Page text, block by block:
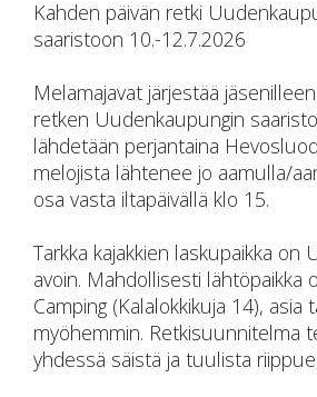
Kahden päivän retki
saaristoon 10.-12.7.2026
Melamajavat järjestää
retken Uudenkaupungin
lähdetään perjantaina
melojista lähtenee jo aamulla/
osa vasta iltapäivällä klo 15.
Tarkka kajakkien laskupaikka on
avoin. Mahdollisesti lähtöpaikka
Camping (Kalalokkikuja 14), asia
myöhemmin. Retkisuunnitelma
yhdessä säistä ja tuulista